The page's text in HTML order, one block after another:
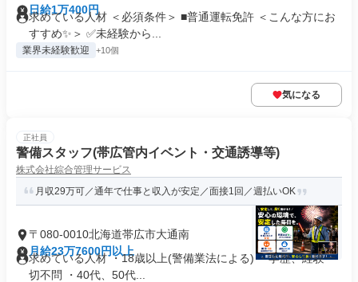
日給1万400円
求めている人材 ＜必須条件＞ ■普通運転免許 ＜こんな方にお
すすめ✨＞ ✅未経験から...
業界未経験歓迎 +10個
気になる
正社員
警備スタッフ(帯広管内イベント・交通誘導等)
株式会社綜合管理サービス
月収29万可／通年で仕事と収入が安定／面接1回／週払いOK
〒080-0010北海道帯広市大通南
月給23万7600円以上
求めている人材 ・18歳以上(警備業法による) ・学歴、経験一
切不問 ・40代、50代...